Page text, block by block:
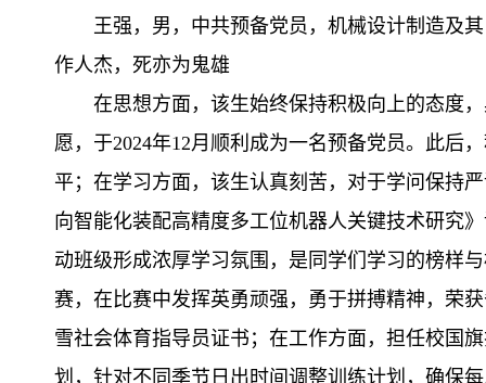
王强，男，中共预备党员，机械设计制造及
作人杰，死亦为鬼雄
在思想方面，该生始终保持积极向上的态度
愿，于2024年12月顺利成为一名预备党员。此后
平；在学习方面，该生认真刻苦，对于学问保持
向智能化装配高精度多工位机器人关键技术研究
动班级形成浓厚学习氛围，是同学们学习的榜样
赛，在比赛中发挥英勇顽强，勇于拼搏精神，荣
雪社会体育指导员证书；在工作方面，担任校国
划，针对不同季节日出时间调整训练计划，确保